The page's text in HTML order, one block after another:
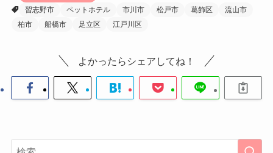
習志野市
ペットホテル 市川市 松戸市 葛飾区
流山市
柏市
船橋市 足立区 江戸川区
よかったらシェアしてね！